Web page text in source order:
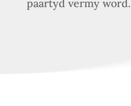
paartyd vermy word.